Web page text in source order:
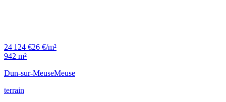
24 124 €26 €/m²
942 m²
Dun-sur-MeuseMeuse
terrain